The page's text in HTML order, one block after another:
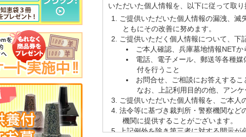
いただいた個人情報を、以下に従って取り
ご提供いただいた個人情報の漏洩、滅
ともにその改善に努めます。
ご提供いただく個人情報について、下
ご本人確認、兵庫墓地情報NET
電話、電子メール、郵送等各種
付を行うこと
お問合せ、ご相談にお答えするこ
なお、上記利用目的の他、アン
ご提供いただいた個人情報を、ご本人
法令等に基づき裁判所・警察機関など
機関に提供することがございます。
上記例外を除き第三者に対する開示が